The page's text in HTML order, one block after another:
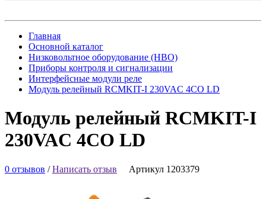
Главная
Основной каталог
Низковольтное оборудование (НВО)
Приборы контроля и сигнализации
Интерфейсные модули реле
Модуль релейный RCMKIT-I 230VAC 4CO LD
Модуль релейный RCMKIT-I
230VAC 4CO LD
0 отзывов /Написать отзыв Артикул 1203379